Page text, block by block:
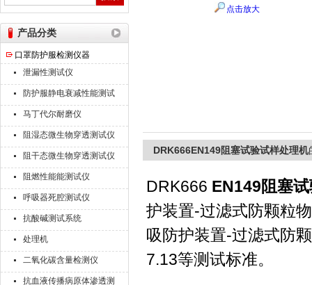
产品分类
口罩防护服检测仪器
泄漏性测试仪
防护服静电衰减性能测试
仪
马丁代尔耐磨仪
阻湿态微生物穿透测试仪
阻干态微生物穿透测试仪
阻燃性能能测试仪
呼吸器死腔测试仪
抗酸碱测试系统
处理机
二氧化碳含量检测仪
抗血液传播病原体渗透测
点击放大
DRK666EN149阻塞试验试样处理机
DRK666 EN149阻塞
护装置-过滤式防颗粒
吸防护装置-过滤式防
7.13等测试标准。